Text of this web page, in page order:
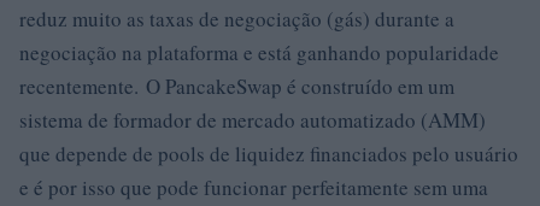
reduz muito as taxas de negociação (gás) durante a
negociação na plataforma e está ganhando popularidade
recentemente. O PancakeSwap é construído em um
sistema de formador de mercado automatizado (AMM)
que depende de pools de liquidez financiados pelo usuário
e é por isso que pode funcionar perfeitamente sem uma